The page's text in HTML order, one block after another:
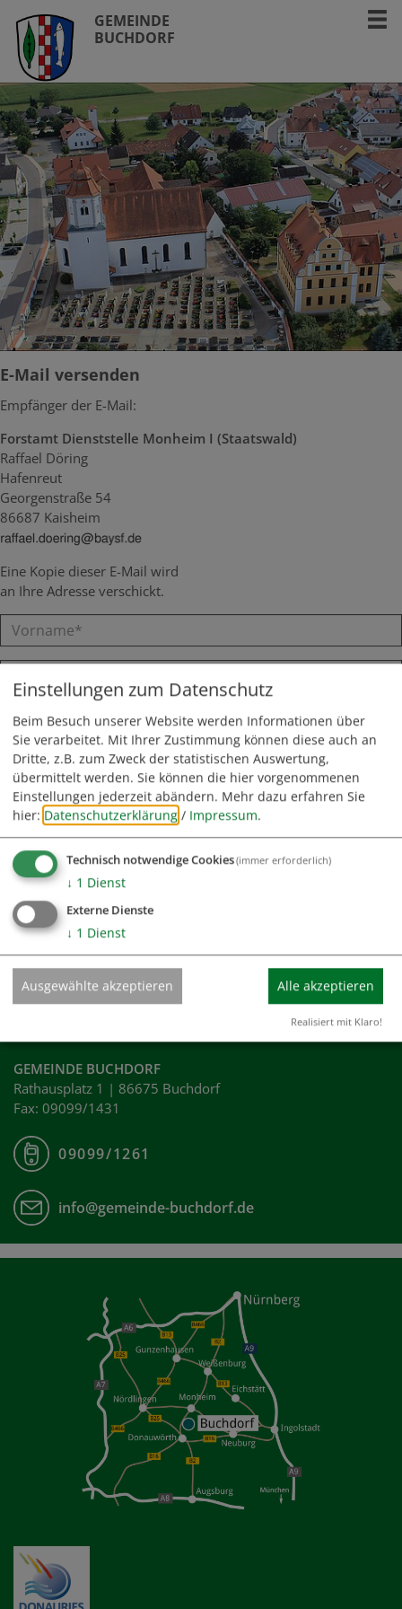
GEMEINDE
BUCHDORF
E-Mail versenden
Empfänger der E-Mail:
Forstamt Dienststelle Monheim I (Staatswald)
Raffael Döring
Hafenreut
Georgenstraße 54
86687 Kaisheim
Eine Kopie dieser E-Mail wird
an Ihre Adresse verschickt.
Ich habe dieDatenschutzerklärung gelesen
einverstanden.*
Senden *) Pflichtfeld
GEMEINDE BUCHDORF
Rathausplatz 1 | 86675 Buchdorf
Fax: 09099/1431
09099/1261
info@gemeinde-buchdorf.de
Einstellungen zum Datenschutz
Beim Besuch unserer Website werden Informationen über
Sie verarbeitet. Mit Ihrer Zustimmung können diese auch an
Dritte, z.B. zum Zweck der statistischen Auswertung,
übermittelt werden. Sie können die hier vorgenommenen
Einstellungen jederzeit abändern. Mehr dazu erfahren Sie
hier: Datenschutzerklärung / Impressum.
Technisch notwendige Cookies(immer erforderlich)
↓ 1 Dienst
Externe Dienste
↓ 1 Dienst
Ausgewählte akzeptieren Alle akzeptieren
Realisiert mit Klaro!